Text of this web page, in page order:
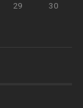
29 30